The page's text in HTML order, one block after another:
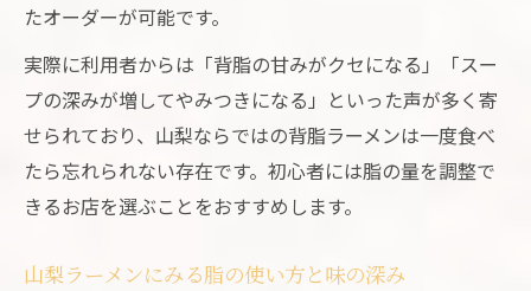
たオーダーが可能です。
実際に利用者からは「背脂の甘みがクセになる」「スー
プの深みが増してやみつきになる」といった声が多く寄
せられており、山梨ならではの背脂ラーメンは一度食べ
たら忘れられない存在です。初心者には脂の量を調整で
きるお店を選ぶことをおすすめします。
山梨ラーメンにみる脂の使い方と味の深み